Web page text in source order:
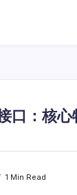
口：核
1 Min Read